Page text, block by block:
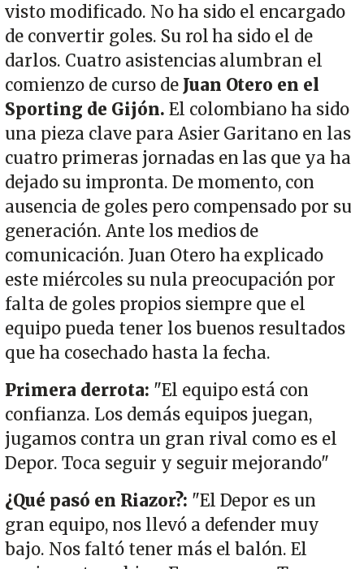
visto modificado. No ha sido el encargado
de convertir goles. Su rol ha sido el de
darlos. Cuatro asistencias alumbran el
comienzo de curso deJuan Otero en el
Sporting de Gijón. El colombiano ha sido
una pieza clave para Asier Garitano en las
cuatro primeras jornadas en las que ya ha
dejado su impronta. De momento, con
ausencia de goles pero compensado por su
generación. Ante los medios de
comunicación. Juan Otero ha explicado
este miércoles su nula preocupación por
falta de goles propios siempre que el
equipo pueda tener los buenos resultados
que ha cosechado hasta la fecha.
Primera derrota: "El equipo está con
confianza. Los demás equipos juegan,
jugamos contra un gran rival como es el
Depor. Toca seguir y seguir mejorando"
¿Qué pasó en Riazor?: "El Depor es un
gran equipo, nos llevó a defender muy
bajo. Nos faltó tener más el balón. El